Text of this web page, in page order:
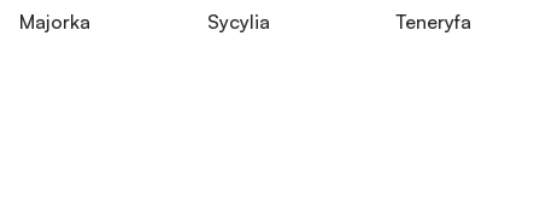
Majorka Sycylia Teneryfa